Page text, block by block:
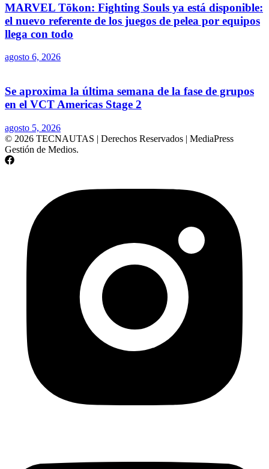
MARVEL Tōkon: Fighting Souls ya está disponible:
el nuevo referente de los juegos de pelea por equipos
llega con todo
agosto 6, 2026
Se aproxima la última semana de la fase de grupos
en el VCT Americas Stage 2
agosto 5, 2026
© 2026 TECNAUTAS | Derechos Reservados | MediaPress
Gestión de Medios.